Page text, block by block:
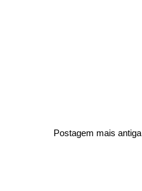
Postagem mais antiga